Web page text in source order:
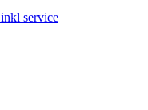
inkl service